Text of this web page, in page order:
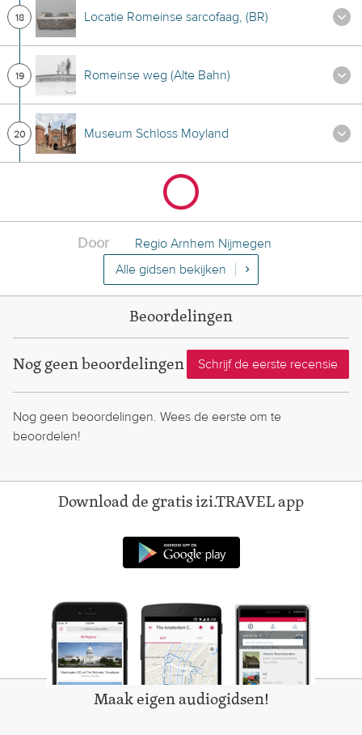
18 Locatie Romeinse sarcofaag, (BR)
19 Romeinse weg (Alte Bahn)
20 Museum Schloss Moyland
Door
Regio Arnhem Nijmegen
Alle gidsen bekijken
Beoordelingen
Nog geen beoordelingen Schrijf de eerste recensie
Nog geen beoordelingen. Wees de eerste om te
beoordelen!
Download de gratis izi.TRAVEL app
Maak eigen audiogidsen!